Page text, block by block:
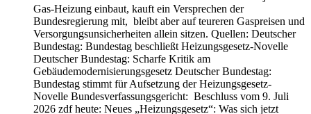
Gas-Heizung einbaut, kauft ein Versprechen der
Bundesregierung mit, bleibt aber auf teureren Gaspreisen und
Versorgungsunsicherheiten allein sitzen. Quellen: Deutscher
Bundestag: Bundestag beschließt Heizungsgesetz-Novelle
Deutscher Bundestag: Scharfe Kritik am
Gebäudemodernisierungsgesetz Deutscher Bundestag:
Bundestag stimmt für Aufsetzung der Heizungsgesetz-
Novelle Bundesverfassungsgericht: Beschluss vom 9. Juli
2026 zdf heute: Neues „Heizungsgesetz“: Was sich jetzt